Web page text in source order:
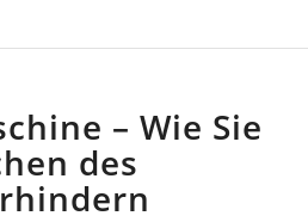
– Wie Sie
des